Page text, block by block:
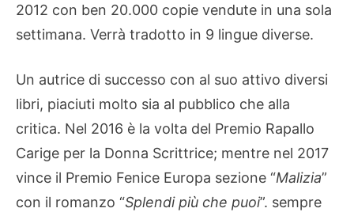
2012 con ben 20.000 copie vendute in una sola
settimana. Verrà tradotto in 9 lingue diverse.
Un autrice di successo con al suo attivo diversi
libri, piaciuti molto sia al pubblico che alla
critica. Nel 2016 è la volta del Premio Rapallo
Carige per la Donna Scrittrice; mentre nel 2017
vince il Premio Fenice Europa sezione “Malizia”
con il romanzo “Splendi più che puoi”. sempre